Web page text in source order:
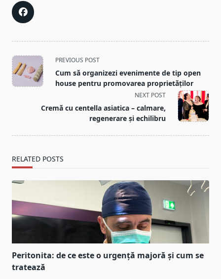
<span
class="nav-
subtitle
PREVIOUS POST
Cum să organizezi evenimente de tip open
house pentru promovarea proprietăților
NEXT POST
Cremă cu centella asiatica – calmare,
regenerare și echilibru
RELATED POSTS
Peritonita: de ce este o urgență majoră și cum se
tratează